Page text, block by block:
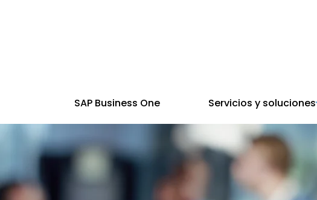
SAP Business One Servicios y soluciones